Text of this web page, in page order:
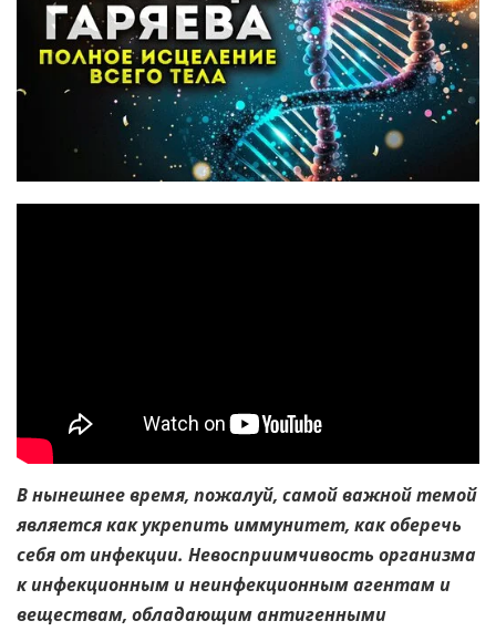
В нынешнее время, пожалуй, самой важной темой
является как укрепить иммунитет, как оберечь
себя от инфекции. Невосприимчивость организма
к инфекционным и неинфекционным агентам и
веществам, обладающим антигенными